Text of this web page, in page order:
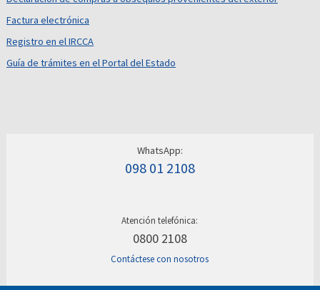
Factura electrónica
Registro en el IRCCA
Guía de trámites en el Portal del Estado
WhatsApp:
098 01 2108
Atención telefónica:
0800 2108
Contáctese con nosotros